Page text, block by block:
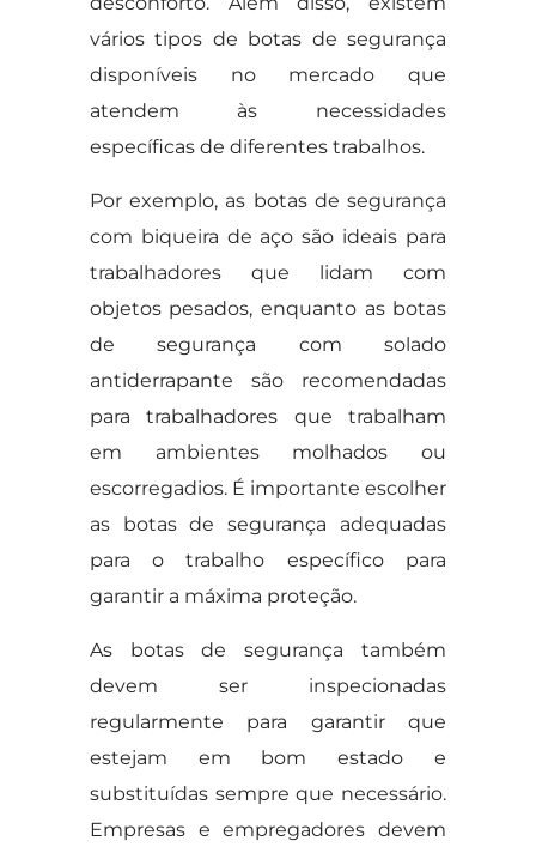
vários tipos de botas de segurança
disponíveis no mercado que
atendem às necessidades
específicas de diferentes trabalhos.
Por exemplo, as botas de segurança
com biqueira de aço são ideais para
trabalhadores que lidam com
objetos pesados, enquanto as botas
de segurança com solado
antiderrapante são recomendadas
para trabalhadores que trabalham
em ambientes molhados ou
escorregadios. É importante escolher
as botas de segurança adequadas
para o trabalho específico para
garantir a máxima proteção.
As botas de segurança também
devem ser inspecionadas
regularmente para garantir que
estejam em bom estado e
substituídas sempre que necessário.
Empresas e empregadores devem